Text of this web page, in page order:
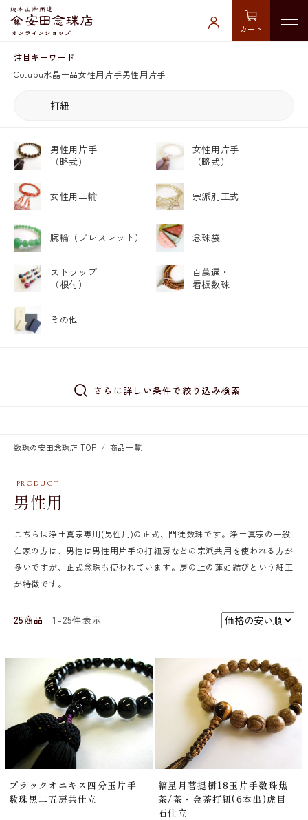
カート
注目キーワード
Cotubu水晶一品女性用片手男性用片手
男性用片手
（略式）
女性用片手
（略式）
女性用二輪 宗派別正式
腕輪 （ブレスレット） 念珠袋
ストラップ
（根付）
百萬遍・
看板数珠
その他
さらに詳しい条件で絞り込み検索
数珠の安田念珠店 TOP 商品一覧
男性用
こちらは浄土真宗専用(男性用)の正式、門徒数珠です。浄土真宗の一般
在家の方は、男性は男性用片手の打紐房などの宗派共用を使われる方が
多いですが、正式念珠も使われています。房の上の蓮如結びという細工
が特徴です。
25商品 1-25件表示
ブラックオニキス四分玉片手
数珠黒二五房共仕立
縞星月菩提樹18玉片手数珠焦
茶/茶・金茶打紐(6本出)虎目
石仕立